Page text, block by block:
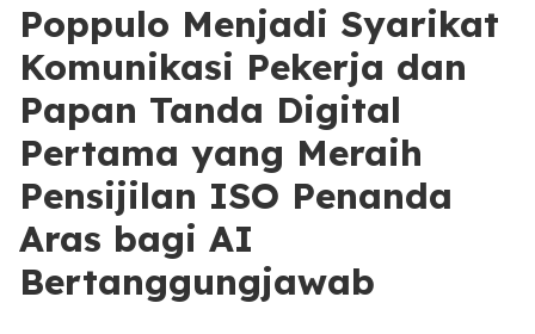
Poppulo Menjadi Syarikat
Komunikasi Pekerja dan
Papan Tanda Digital
Pertama yang Meraih
Pensijilan ISO Penanda
Aras bagi AI
Bertanggungjawab